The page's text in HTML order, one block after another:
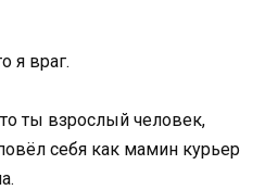
я враг.
ты взрослый человек,
себя как мамин курьер